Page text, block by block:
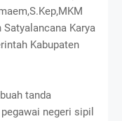
Karya
Kabupaten
tanda
negeri sipil